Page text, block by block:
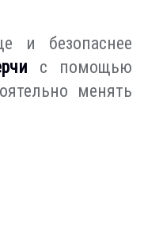
и безопаснее
с помощью
менять